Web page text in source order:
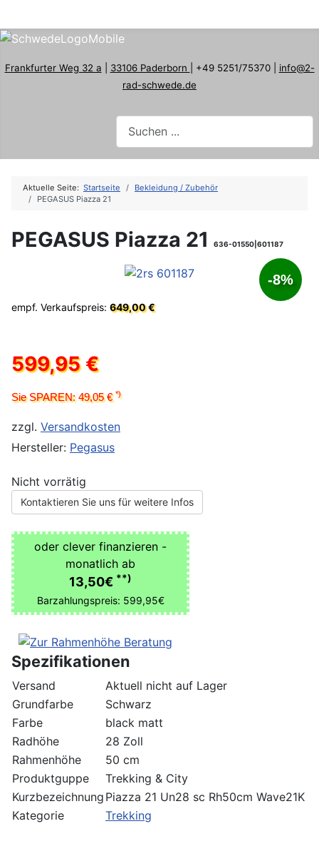
Frankfurter Weg 32 a 33106 Paderborn | +49 5251/75370 | info@2-
rad-schwede.de
Aktuelle Seite: Startseite
Bekleidung / Zubehör
PEGASUS Piazza 21
PEGASUS Piazza 21 636-01550|601187
-8%
empf. Verkaufspreis: 649,00 €
599,95 €
Sie SPAREN: 49,05 €*)
zzgl. Versandkosten
Hersteller: Pegasus
Nicht vorrätig
Kontaktieren Sie uns für weitere Infos
oder clever finanzieren -
monatlich ab
13,50€ **)
Barzahlungspreis: 599,95€
Spezifikationen
Versand
Aktuell nicht auf Lager
Grundfarbe
Schwarz
Farbe
black matt
Radhöhe
28 Zoll
Rahmenhöhe
50 cm
Produktguppe
Trekking & City
Kurzbezeichnung Piazza 21 Un28 sc Rh50cm Wave21K
Kategorie
Trekking